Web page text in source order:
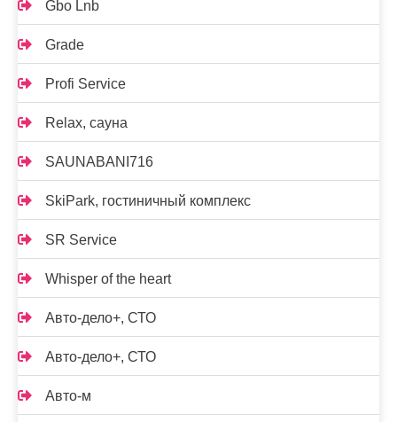
Gbo Lnb
Grade
Profi Service
Relax, сауна
SAUNABANI716
SkiPark, гостиничный комплекс
SR Service
Whisper of the heart
Авто-дело+, СТО
Авто-дело+, СТО
Авто-м